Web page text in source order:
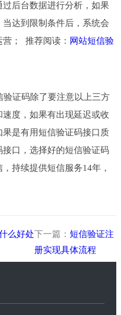
后台数据进行分析，如果
达到限制条件后，系统会
； 推荐阅读： 网站短信验
证码除了要注意以上三方
度，如果有出现延迟或收
是有用短信验证码接口质
口，选择好的短信验证码
持续提供短信服务14年，
么好处下一篇： 短信验证注
册实现具体流程